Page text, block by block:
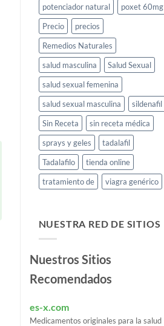
potenciador natural
poxet 60mg
Precio
precios
Remedios Naturales
salud masculina
Salud Sexual
salud sexual femenina
salud sexual masculina
sildenafil
Sin Receta
sin receta médica
sprays y geles
tadalafil
Tadalafilo
tienda online
tratamiento de
viagra genérico
NUESTRA RED DE SITIOS
Nuestros Sitios
Recomendados
es-x.com
Medicamentos originales para la salud